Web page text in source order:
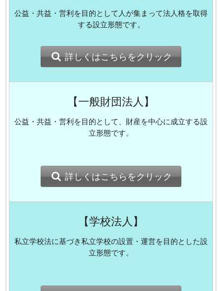
公益・共益・営利を目的として人が集まって法人格を取得
する設立形態です。
詳しくはこちらをクリック
【一般財団法人】
公益・共益・営利を目的として、財産を中心に成立する設
立形態です。
詳しくはこちらをクリック
【学校法人】
私立学校法に基づき私立学校の設置・運営を目的とした設
立形態です。